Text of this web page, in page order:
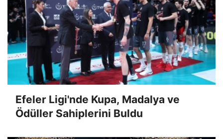
Efeler Ligi'nde Kupa, Madalya ve
Ödüller Sahiplerini Buldu